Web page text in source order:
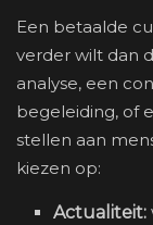
Een betaalde
verder wilt dan
analyse, een
begeleiding, of
stellen aan
kiezen op:
Actualiteit: